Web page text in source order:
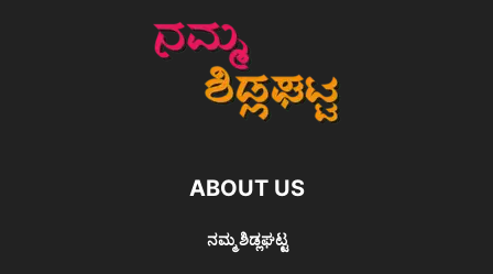
ABOUT US
ನಮ್ಮ ಶಿಡ್ಲಘಟ್ಟ